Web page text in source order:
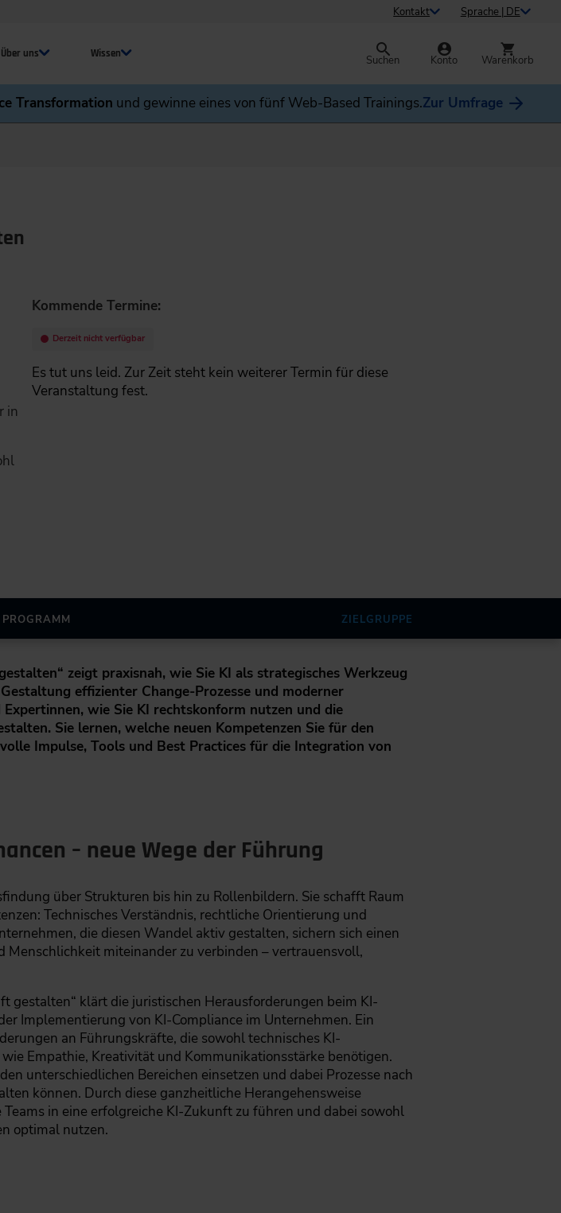
Kontakt Sprache | DE
Über uns Wissen Suchen Konto Warenkorb
Transformation und gewinne eines von fünf Web-Based Trainings.Zur Umfrage
in
Kommende Termine:
Derzeit nicht verfügbar
Es tut uns leid. Zur Zeit steht kein weiterer Termin für diese
Veranstaltung fest.
PROGRAMM ZIELGRUPPE
zeigt praxisnah, wie Sie KI als strategisches Werkzeug
effizienter Change-Prozesse und moderner
wie Sie KI rechtskonform nutzen und die
Sie lernen, welche neuen Kompetenzen Sie für den
Impulse, Tools und Best Practices für die Integration von
– neue Wege der Führung
über Strukturen bis hin zu Rollenbildern. Sie schafft Raum
Technisches Verständnis, rechtliche Orientierung und
die diesen Wandel aktiv gestalten, sichern sich einen
miteinander zu verbinden – vertrauensvoll,
klärt die juristischen Herausforderungen beim KI-
Implementierung von KI-Compliance im Unternehmen. Ein
an Führungskräfte, die sowohl technisches KI-
Empathie, Kreativität und Kommunikationsstärke benötigen.
unterschiedlichen Bereichen einsetzen und dabei Prozesse nach
können. Durch diese ganzheitliche Herangehensweise
in eine erfolgreiche KI-Zukunft zu führen und dabei sowohl
optimal nutzen.